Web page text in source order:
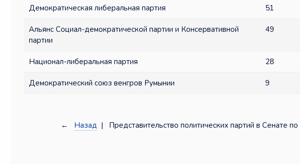
Демократическая либеральная партия 51
Альянс Социал-демократической партии и Консервативной
партии
49
Национал-либеральная партия 28
Демократический союз венгров Румынии 9
← Назад | Представительство политических партий в Сенате